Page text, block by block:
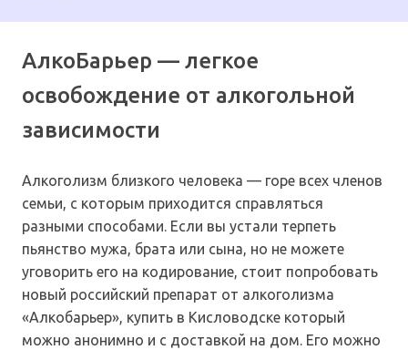
АлкоБарьер — легкое
освобождение от алкогольной
зависимости
Алкоголизм близкого человека — горе всех членов
семьи, с которым приходится справляться
разными способами. Если вы устали терпеть
пьянство мужа, брата или сына, но не можете
уговорить его на кодирование, стоит попробовать
новый российский препарат от алкоголизма
«Алкобарьер», купить в Кисловодске который
можно анонимно и с доставкой на дом. Его можно